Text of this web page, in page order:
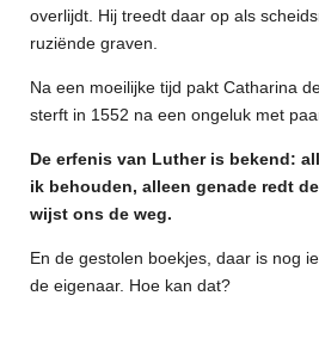
overlijdt. Hij treedt daar op als
ruziënde graven.
Na een moeilijke tijd pakt Catharina
sterft in 1552 na een ongeluk met
De erfenis van Luther is bekend:
ik behouden, alleen genade redt
wijst ons de weg.
En de gestolen boekjes, daar is nog
de eigenaar. Hoe kan dat?